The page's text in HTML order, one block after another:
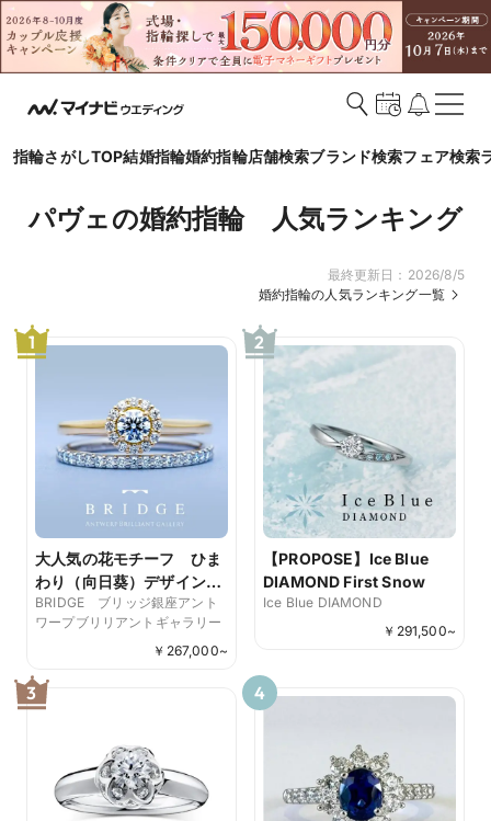
指輪さがしTOP結婚指輪婚約指輪店舗検索ブランド検索フェア検索
パヴェの婚約指輪 人気ランキング
最終更新日： 2026/8/5
婚約指輪の人気ランキング一覧
大人気の花モチーフ ひま
わり（向日葵）デザイン＆
ハーフエタニティリングが
可愛い SunFlower
BRIDGE ブリッジ銀座アント
ワープブリリアントギャラリー
￥ 267,000~
1
【PROPOSE】Ice Blue
DIAMOND First Snow
Ice Blue DIAMOND
￥ 291,500~
2
3 4